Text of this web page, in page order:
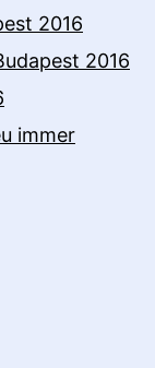
2016
2016
immer